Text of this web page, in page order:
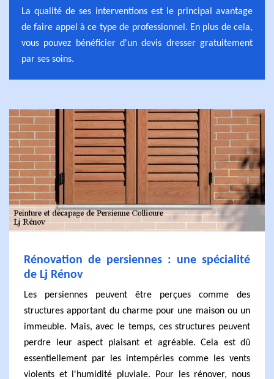
La qualité de ses interventions est le principal avantage
de faire appel à ce type de professionnel. En plus de cela,
vous pouvez bénéficier d'un devis dresser gratuitement
par ses soins.
Rénovation de persiennes : une spécialité
de Lj Rénov
Les persiennes peuvent être perçues comme des
structures apportant du charme pour une maison ou un
immeuble. Mais, avec le temps, ces structures peuvent
perdre leur aspect plaisant et agréable. Cela est dû
essentiellement par les intempéries comme les vents
violents et l'humidité pluviale. Pour les rénover, nous